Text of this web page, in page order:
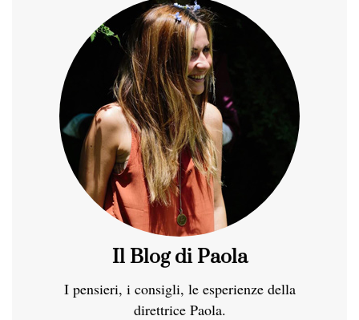
Il Blog di Paola
I pensieri, i consigli, le esperienze della
direttrice Paola.